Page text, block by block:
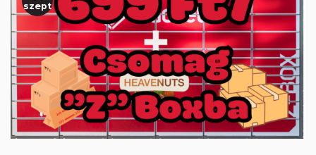
szept